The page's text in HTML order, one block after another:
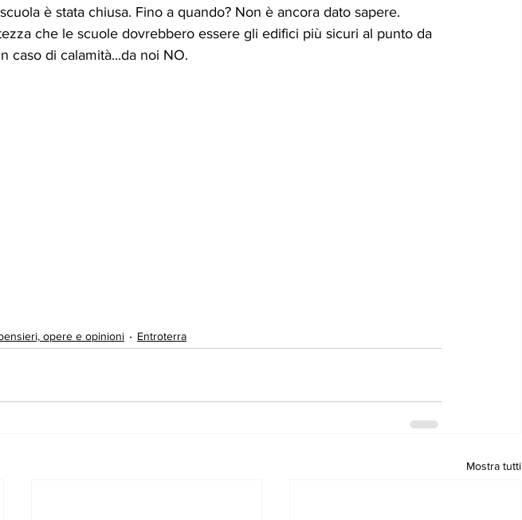
è stata chiusa. Fino a quando? Non è ancora dato sapere.
che le scuole dovrebbero essere gli edifici più sicuri al punto da
caso di calamità...da noi NO.
opere e opinioni Entroterra
Mostra tutti